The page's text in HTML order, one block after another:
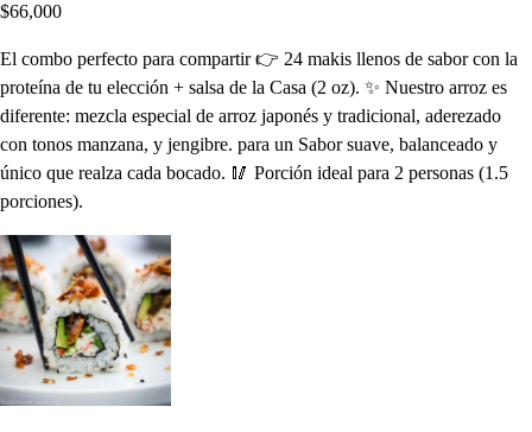
$66,000
El combo perfecto para compartir 👉 24 makis llenos de sabor con la
proteína de tu elección + salsa de la Casa (2 oz). ✨ Nuestro arroz es
diferente: mezcla especial de arroz japonés y tradicional, aderezado
con tonos manzana, y jengibre. para un Sabor suave, balanceado y
único que realza cada bocado. 🥢 Porción ideal para 2 personas (1.5
porciones).